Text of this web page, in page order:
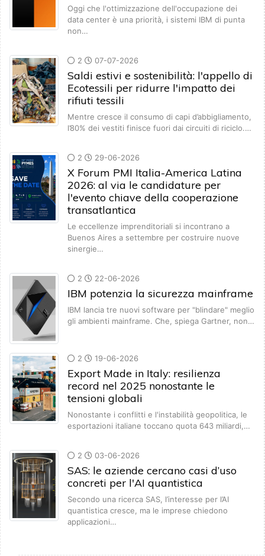
Oggi che l'ottimizzazione dell'occupazione dei
data center è una priorità, i sistemi IBM di punta
non…
2 07-07-2026
Saldi estivi e sostenibilità: l'appello di
Ecotessili per ridurre l'impatto dei
rifiuti tessili
Mentre cresce il consumo di capi d’abbigliamento,
l’80% dei vestiti finisce fuori dai circuiti di riciclo.…
2 29-06-2026
X Forum PMI Italia-America Latina
2026: al via le candidature per
l'evento chiave della cooperazione
transatlantica
Le eccellenze imprenditoriali si incontrano a
Buenos Aires a settembre per costruire nuove
sinergie…
2 22-06-2026
IBM potenzia la sicurezza mainframe
IBM lancia tre nuovi software per "blindare" meglio
gli ambienti mainframe. Che, spiega Gartner, non…
2 19-06-2026
Export Made in Italy: resilienza
record nel 2025 nonostante le
tensioni globali
Nonostante i conflitti e l'instabilità geopolitica, le
esportazioni italiane toccano quota 643 miliardi,…
2 03-06-2026
SAS: le aziende cercano casi d’uso
concreti per l'AI quantistica
Secondo una ricerca SAS, l’interesse per l’AI
quantistica cresce, ma le imprese chiedono
applicazioni…